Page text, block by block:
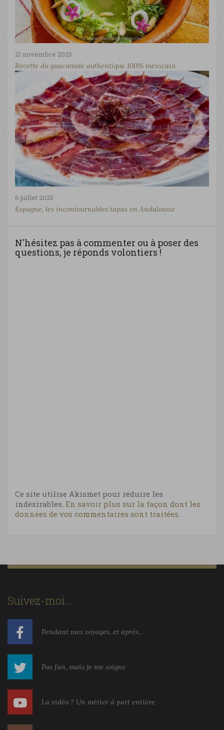
21 novembre 2025
Recette du guacamole authentique 100% mexicain
6 juillet 2025
Espagne, les incontournables tapas en Andalousie
N'hésitez pas à commenter ou à poser des
questions, je réponds volontiers !
Ce site utilise Akismet pour réduire les
indésirables. En savoir plus sur la façon dont les
données de vos commentaires sont traitées.
Suivez-moi…
Pendant mes voyages, et après...
Pas fan, mais je me soigne
La vidéo ? Un métier à part entière